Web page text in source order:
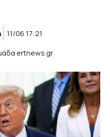
11/06 17:21
ertnews.gr